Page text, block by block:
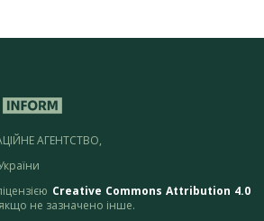
АГЕНТСТВО,
Creative Commons Attribution 4.0
якщо не зазначено інше.